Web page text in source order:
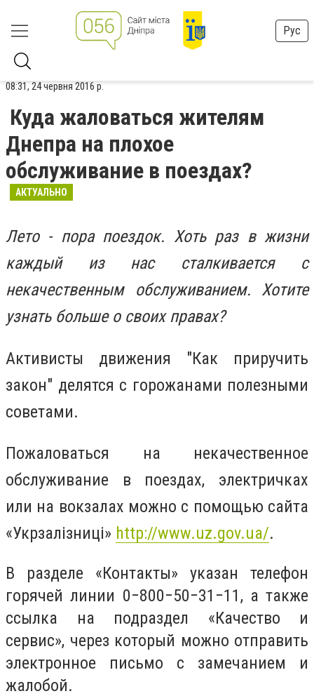
Рус
08:31, 24 червня 2016 р.
Куда жаловаться жителям
Днепра на плохое
обслуживание в поездах?
АКТУАЛЬНО
Лето - пора поездок. Хоть раз в жизни
каждый из нас сталкивается с
некачественным обслуживанием. Хотите
узнать больше о своих правах?
Активисты движения "Как приручить
закон" делятся с горожанами полезными
советами.
Пожаловаться на некачественное
обслуживание в поездах, электричках
или на вокзалах можно с помощью сайта
«Укрзалізниці» http://www.uz.gov.ua/.
В разделе «Контакты» указан телефон
горячей линии 0−800−50−31−11, а также
ссылка на подраздел «Качество и
сервис», через который можно отправить
электронное письмо с замечанием и
жалобой.